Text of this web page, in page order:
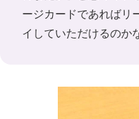
ージカードであればリ
イしていただけるのか